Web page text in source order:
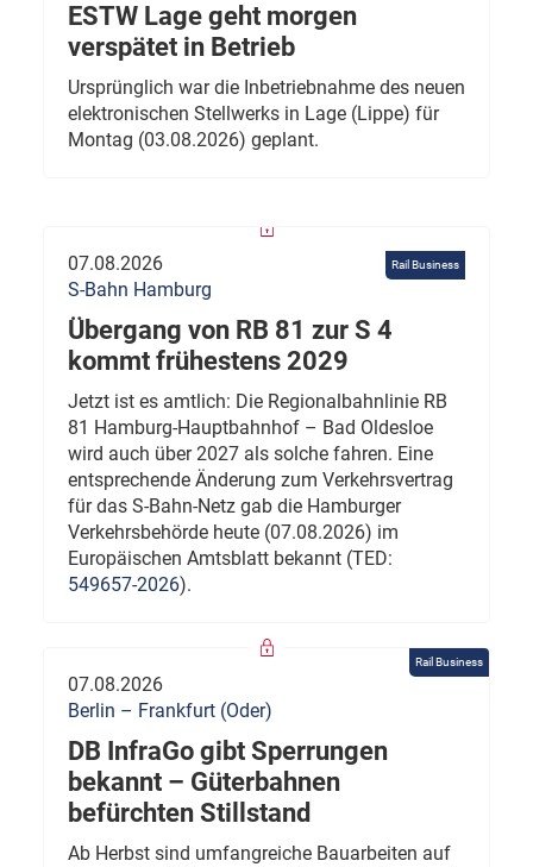
ESTW Lage geht morgen
verspätet in Betrieb
Ursprünglich war die Inbetriebnahme des neuen
elektronischen Stellwerks in Lage (Lippe) für
Montag (03.08.2026) geplant.
Rail Business
07.08.2026
S-Bahn Hamburg
Übergang von RB 81 zur S 4
kommt frühestens 2029
Jetzt ist es amtlich: Die Regionalbahnlinie RB
81 Hamburg-Hauptbahnhof – Bad Oldesloe
wird auch über 2027 als solche fahren. Eine
entsprechende Änderung zum Verkehrsvertrag
für das S-Bahn-Netz gab die Hamburger
Verkehrsbehörde heute (07.08.2026) im
Europäischen Amtsblatt bekannt (TED:
549657-2026).
Rail Business
07.08.2026
Berlin – Frankfurt (Oder)
DB InfraGo gibt Sperrungen
bekannt – Güterbahnen
befürchten Stillstand
Ab Herbst sind umfangreiche Bauarbeiten auf